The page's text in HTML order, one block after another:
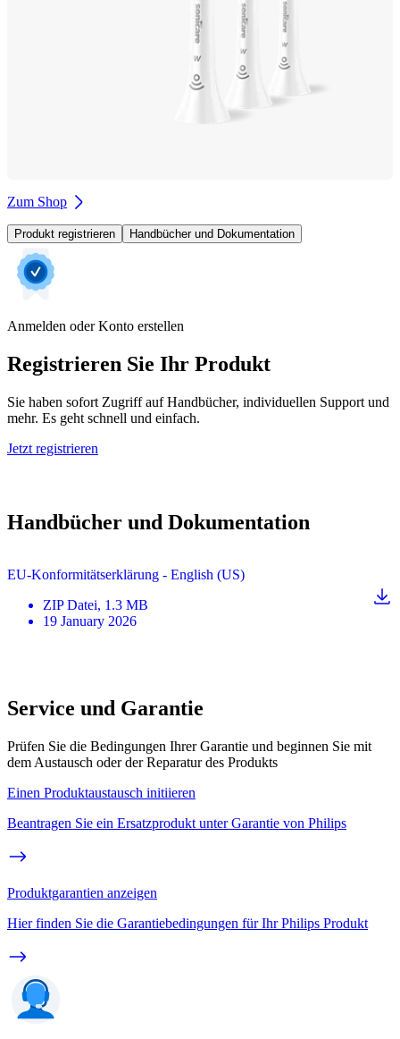
Zum Shop
Produkt registrieren Handbücher und Dokumentation
Anmelden oder Konto erstellen
Registrieren Sie Ihr Produkt
Sie haben sofort Zugriff auf Handbücher, individuellen Support und
mehr. Es geht schnell und einfach.
Jetzt registrieren
Handbücher und Dokumentation
EU-Konformitätserklärung - English (US)
ZIP Datei, 1.3 MB
19 January 2026
Service und Garantie
Prüfen Sie die Bedingungen Ihrer Garantie und beginnen Sie mit
dem Austausch oder der Reparatur des Produkts
Einen Produktaustausch initiieren
Beantragen Sie ein Ersatzprodukt unter Garantie von Philips
Produktgarantien anzeigen
Hier finden Sie die Garantiebedingungen für Ihr Philips Produkt